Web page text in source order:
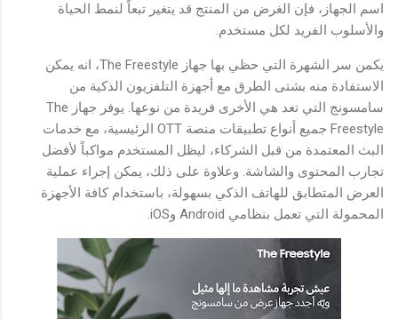
اسم الجهاز، فإن الغرض من المنتج قد يتغير تبعاً لنمط الحياة
والأسلوب الفريد لكل مستخدم.
يكمن سر الشهرة التي حظي بها جهاز The Freestyle، انه يمكن
الاستفادة منه بشتى الطرق مع أجهزة التلفزيون الذكية من
سامسونج التي تعد هي الأخرى فريدة من نوعها. يوفر جهاز The
Freestyle جميع أنواع تطبيقات منصة OTT الرئيسية، مع خدمات
البث المعتمدة من قبل الشركاء، ليظل المستخدم مواكباً لأفضل
تجارب المحتوى والشاشة. وعلاوة على ذلك، يمكن إجراء عملية
العرض المتطابق للهاتف الذكي بسهولة، باستخدام كافة الأجهزة
المحمولة التي تعمل بنظامي Android وiOS.